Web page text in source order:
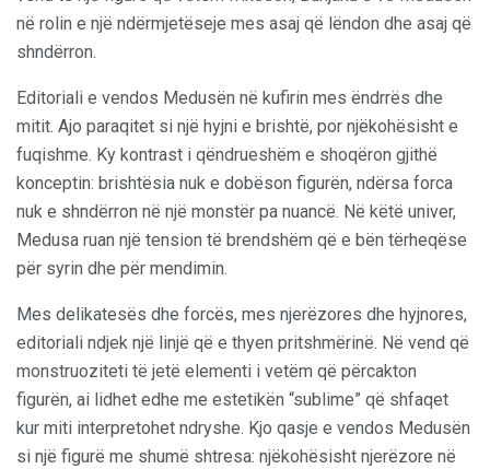
në rolin e një ndërmjetëseje mes asaj që lëndon dhe asaj që
shndërron.
Editoriali e vendos Medusën në kufirin mes ëndrrës dhe
mitit. Ajo paraqitet si një hyjni e brishtë, por njëkohësisht e
fuqishme. Ky kontrast i qëndrueshëm e shoqëron gjithë
konceptin: brishtësia nuk e dobëson figurën, ndërsa forca
nuk e shndërron në një monstër pa nuancë. Në këtë univer,
Medusa ruan një tension të brendshëm që e bën tërheqëse
për syrin dhe për mendimin.
Mes delikatesës dhe forcës, mes njerëzores dhe hyjnores,
editoriali ndjek një linjë që e thyen pritshmërinë. Në vend që
monstruoziteti të jetë elementi i vetëm që përcakton
figurën, ai lidhet edhe me estetikën “sublime” që shfaqet
kur miti interpretohet ndryshe. Kjo qasje e vendos Medusën
si një figurë me shumë shtresa: njëkohësisht njerëzore në